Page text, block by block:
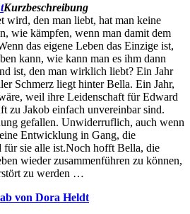
Kurzbeschreibung
wird, den man liebt, hat man keine
wie kämpfen, wenn man damit dem
das eigene Leben das Einzige ist,
kann, wie kann man es ihm dann
ist, den man wirklich liebt? Ein Jahr
Schmerz liegt hinter Bella. Ein Jahr,
weil ihre Leidenschaft für Edward
zu Jakob einfach unvereinbar sind.
gefallen. Unwiderruflich, auch wenn
eine Entwicklung in Gang, die
für sie alle ist.Noch hofft Bella, die
wieder zusammenführen zu können,
zu werden …
von Dora Heldt